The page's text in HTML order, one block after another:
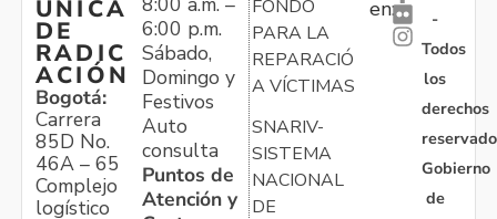
ÚNICA
DE
RADIC
ACIÓN
Bogotá:
Carrera
85D No.
46A – 65
Complejo
logístico
6:00 p.m.
Sábado,
Domingo y
Festivos
Auto
consulta
Puntos de
Atención y
FONDO
PARA LA
REPARACIÓN
A VÍCTIMAS
SNARIV-
SISTEMA
NACIONAL
DE
en:
-
Todos
los
derechos
Gobierno
de